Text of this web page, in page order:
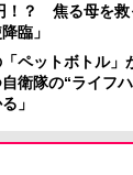
！？ 焦る母を救
臨」
ペットボトル
衛隊の“ライフ
」